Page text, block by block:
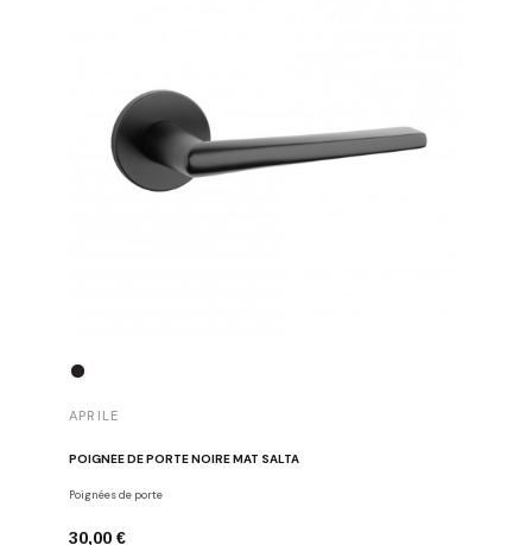
APRILE
POIGNÉE DE PORTE NOIRE MAT SALTA
Poignées de porte
30,00 €